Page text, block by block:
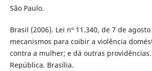
São Paulo.
Brasil (2006). Lei nº 11.340, de 7 de
mecanismos para coibir a violência
contra a mulher; e dá outras
República. Brasília.